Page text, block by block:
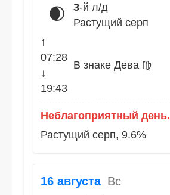
🌒 3-й л/д
Растущий серп
↑
07:28
↓
19:43
В знаке Дева ♍
Неблагоприятный день.
Растущий серп, 9.6%
16 августа Вс